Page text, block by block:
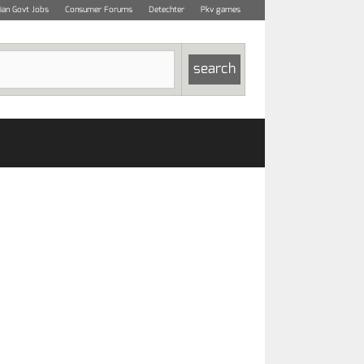
Govt Jobs Consumer Forums Detechter Pkv games